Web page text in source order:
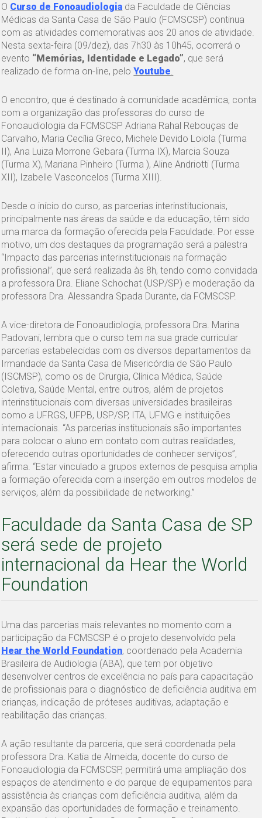
O Curso de Fonoaudiologia da Faculdade de Ciências
Médicas da Santa Casa de São Paulo (FCMSCSP) continua
com as atividades comemorativas aos 20 anos de atividade.
Nesta sexta-feira (09/dez), das 7h30 às 10h45, ocorrerá o
evento “Memórias, Identidade e Legado”, que será
realizado de forma on-line, peloYoutube
O encontro, que é destinado à comunidade acadêmica, conta
com a organização das professoras do curso de
Fonoaudiologia da FCMSCSP Adriana Rahal Rebouças de
Carvalho, Maria Cecília Greco, Michele Devido Loiola (Turma
II), Ana Luiza Morrone Gebara (Turma IX), Marcia Souza
(Turma X), Mariana Pinheiro (Turma ), Aline Andriotti (Turma
XII), Izabelle Vasconcelos (Turma XIII).
Desde o início do curso, as parcerias interinstitucionais,
principalmente nas áreas da saúde e da educação, têm sido
uma marca da formação oferecida pela Faculdade. Por esse
motivo, um dos destaques da programação será a palestra
“Impacto das parcerias interinstitucionais na formação
profissional”, que será realizada às 8h, tendo como convidada
a professora Dra. Eliane Schochat (USP/SP) e moderação da
professora Dra. Alessandra Spada Durante, da FCMSCSP.
A vice-diretora de Fonoaudiologia, professora Dra. Marina
Padovani, lembra que o curso tem na sua grade curricular
parcerias estabelecidas com os diversos departamentos da
Irmandade da Santa Casa de Misericórdia de São Paulo
(ISCMSP), como os de Cirurgia, Clínica Médica, Saúde
Coletiva, Saúde Mental, entre outros, além de projetos
interinstitucionais com diversas universidades brasileiras
como a UFRGS, UFPB, USP/SP, ITA, UFMG e instituições
internacionais. “As parcerias institucionais são importantes
para colocar o aluno em contato com outras realidades,
oferecendo outras oportunidades de conhecer serviços”,
afirma. “Estar vinculado a grupos externos de pesquisa amplia
a formação oferecida com a inserção em outros modelos de
serviços, além da possibilidade de networking.”
Faculdade da Santa Casa de SP
será sede de projeto
internacional da Hear the World
Foundation
Uma das parcerias mais relevantes no momento com a
participação da FCMSCSP é o projeto desenvolvido pela
Hear the World Foundation, coordenado pela Academia
Brasileira de Audiologia (ABA), que tem por objetivo
desenvolver centros de excelência no país para capacitação
de profissionais para o diagnóstico de deficiência auditiva em
crianças, indicação de próteses auditivas, adaptação e
reabilitação das crianças.
A ação resultante da parceria, que será coordenada pela
professora Dra. Katia de Almeida, docente do curso de
Fonoaudiologia da FCMSCSP, permitirá uma ampliação dos
espaços de atendimento e do parque de equipamentos para
assistência às crianças com deficiência auditiva, além da
expansão das oportunidades de formação e treinamento.